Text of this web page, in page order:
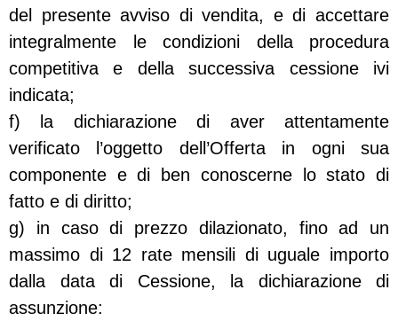
del presente avviso di vendita, e di accettare
integralmente le condizioni della procedura
competitiva e della successiva cessione ivi
indicata;
f) la dichiarazione di aver attentamente
verificato l’oggetto dell’Offerta in ogni sua
componente e di ben conoscerne lo stato di
fatto e di diritto;
g) in caso di prezzo dilazionato, fino ad un
massimo di 12 rate mensili di uguale importo
dalla data di Cessione, la dichiarazione di
assunzione: